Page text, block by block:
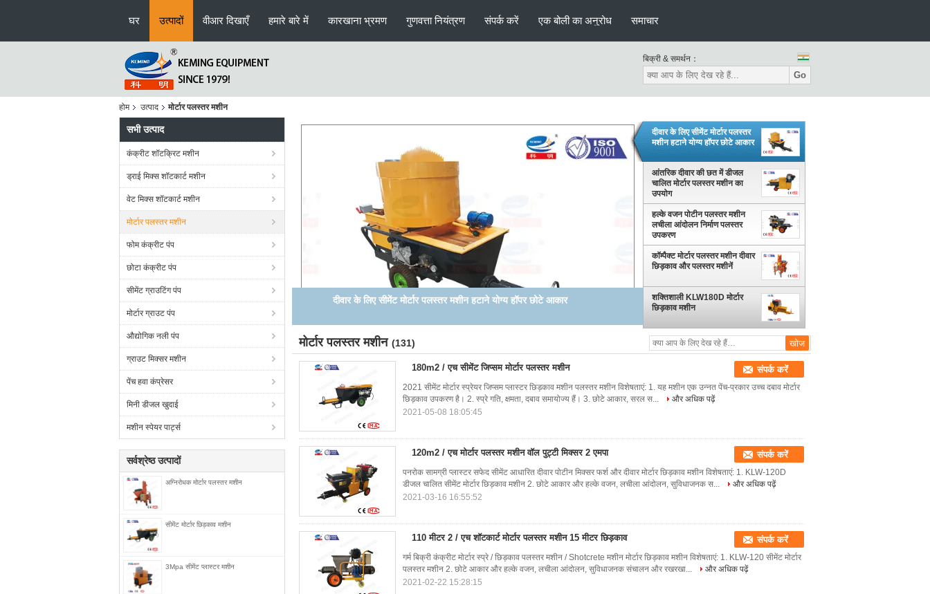
घर उत्पादों वीआर दिखाएँ हमारे बारे में कारखाना भ्रमण गुणवत्ता नियंत्रण संपर्क करें एक बोली का अनुरोध समाचार
बिक्री & समर्थन：
Go
होम उत्पाद मोर्टार पलस्तर मशीन
सभी उत्पाद
कंक्रीट शॉटक्रिट मशीन
ड्राई मिक्स शॉटकार्ट मशीन
वेट मिक्स शॉटकार्ट मशीन
मोर्टार पलस्तर मशीन
फोम कंक्रीट पंप
छोटा कंक्रीट पंप
सीमेंट ग्राउटिंग पंप
मोर्टार ग्राउट पंप
औद्योगिक नली पंप
ग्राउट मिक्सर मशीन
पेंच हवा कंप्रेसर
मिनी डीजल खुदाई
मशीन स्पेयर पार्ट्स
सर्वश्रेष्ठ उत्पादों
अग्निरोधक मोर्टार पलस्तर मशीन
सीमेंट मोर्टार छिड़काव मशीन
3Mpa सीमेंट प्लास्टर मशीन
आंतरिक दीवार की छत में डीजल चालित मोर्टार पलस्तर मशीन का उपयोग
दीवार के लिए सीमेंट मोर्टार पलस्तर
मशीन हटाने योग्य हॉपर छोटे आकार
आंतरिक दीवार की छत में डीजल
चालित मोर्टार पलस्तर मशीन का
उपयोग
हल्के वजन पोटीन पलस्तर मशीन
लचीला आंदोलन निर्माण पलस्तर
उपकरण
कॉम्पैक्ट मोर्टार पलस्तर मशीन दीवार
छिड़काव और पलस्तर मशीनें
शक्तिशाली KLW180D मोर्टार
छिड़काव मशीन
मोर्टार पलस्तर मशीन (131)
180m2 / एच सीमेंट जिप्सम मोर्टार पलस्तर मशीन संपर्क करें
2021 सीमेंट मोर्टार स्प्रेयर जिप्सम प्लास्टर छिड़काव मशीन पलस्तर मशीन विशेषताएं: 1. यह मशीन एक उन्नत पेंच-प्रकार उच्च दबाव मोर्टार
छिड़काव उपकरण है। 2. स्प्रे गति, क्षमता, दबाव समायोज्य हैं। 3. छोटे आकार, सरल स...
और अधिक पढ़ें
2021-05-08 18:05:45
120m2 / एच मोर्टार पलस्तर मशीन वॉल पुट्टी मिक्सर 2 एमपा संपर्क करें
पनरोक सामग्री प्लास्टर सफेद सीमेंट आधारित दीवार पोटीन मिक्सर फर्श और दीवार मोर्टार छिड़काव मशीन विशेषताएं: 1. KLW-120D
डीजल चालित सीमेंट मोर्टार छिड़काव मशीन 2. छोटे आकार और हल्के वजन, लचीला आंदोलन, सुविधाजनक स...
और अधिक पढ़ें
2021-03-16 16:55:52
110 मीटर 2 / एच शॉटकार्ट मोर्टार पलस्तर मशीन 15 मीटर छिड़काव संपर्क करें
गर्म बिक्री कंक्रीट मोर्टार स्प्रे / छिड़काव पलस्तर मशीन / Shotcrete मशीन मोर्टार छिड़काव मशीन विशेषताएं: 1. KLW-120 सीमेंट मोर्टार
पलस्तर मशीन 2. छोटे आकार और हल्के वजन, लचीला आंदोलन, सुविधाजनक संचालन और रखरखा...
और अधिक पढ़ें
2021-02-22 15:28:15